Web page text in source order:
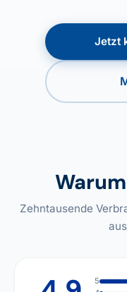
Jetzt
Zehntausende
5